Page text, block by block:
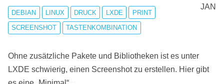
JAN
DEBIAN LINUX DRUCK LXDE PRINT
SCREENSHOT TASTENKOMBINATION
Ohne zusätzliche Pakete und Bibliotheken ist es unter
LXDE schwierig, einen Screenshot zu erstellen. Hier gibt